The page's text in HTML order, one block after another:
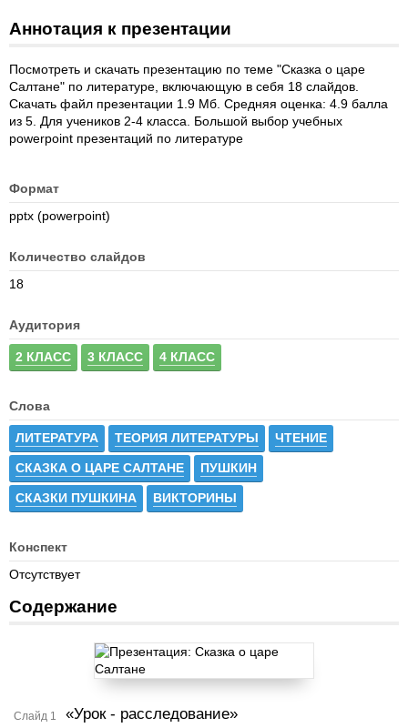
Аннотация к презентации
Посмотреть и скачать презентацию по теме "Сказка о царе
Салтане" по литературе, включающую в себя 18 слайдов.
Скачать файл презентации 1.9 Мб. Средняя оценка: 4.9 балла
из 5. Для учеников 2-4 класса. Большой выбор учебных
powerpoint презентаций по литературе
Формат
pptx (powerpoint)
Количество слайдов
18
Аудитория
2 КЛАСС 3 КЛАСС 4 КЛАСС
Слова
ЛИТЕРАТУРА ТЕОРИЯ ЛИТЕРАТУРЫ ЧТЕНИЕ
СКАЗКА О ЦАРЕ САЛТАНЕ ПУШКИН
СКАЗКИ ПУШКИНА ВИКТОРИНЫ
Конспект
Отсутствует
Содержание
Слайд 1 «Урок - расследование»